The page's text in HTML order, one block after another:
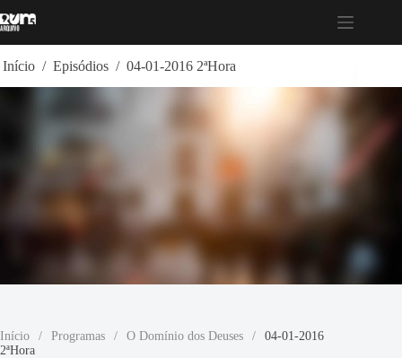
para
Início / Episódios / 04-01-2016 2ªHora
Início / Programas / O Domínio dos Deuses /
04-01-2016
2ªHora